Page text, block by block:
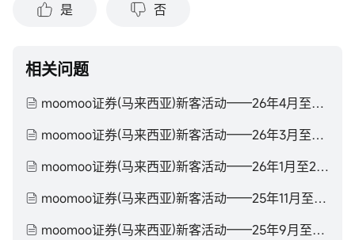
是 否
相关问题
moomoo证券(马来西亚)新客活动——26年4月至26年6月
moomoo证券(马来西亚)新客活动——26年3月至26年4月
moomoo证券(马来西亚)新客活动——26年1月至26年3月
moomoo证券(马来西亚)新客活动——25年11月至26年1月
moomoo证券(马来西亚)新客活动——25年9月至25年11月